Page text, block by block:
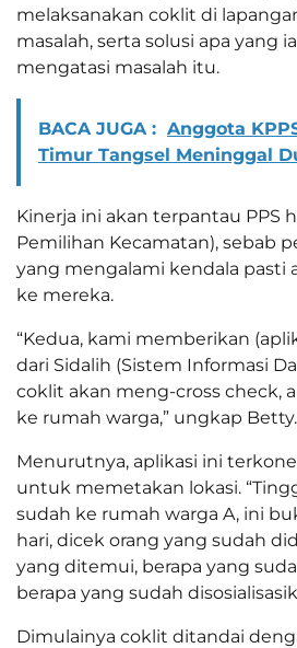
melaksanakan coklit di
masalah, serta solusi apa yang
mengatasi masalah itu.
BACA JUGA : Anggota
Timur Tangsel Meninggal
Kinerja ini akan terpantau PPS
Pemilihan Kecamatan), sebab
yang mengalami kendala pasti
ke mereka.
“Kedua, kami memberikan
dari Sidalih (Sistem Informasi
coklit akan meng-cross check,
ke rumah warga,” ungkap Betty.
Menurutnya, aplikasi ini
untuk memetakan lokasi.
sudah ke rumah warga A, ini
hari, dicek orang yang sudah
yang ditemui, berapa yang
berapa yang sudah
Dimulainya coklit ditandai